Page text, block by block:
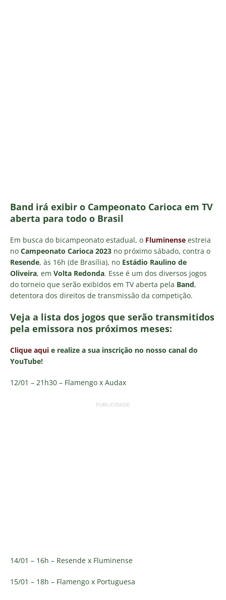
Band irá exibir o Campeonato Carioca em TV
aberta para todo o Brasil
Em busca do bicampeonato estadual, o Fluminense estreia
no Campeonato Carioca 2023 no próximo sábado, contra o
Resende, às 16h (de Brasília), no Estádio Raulino de
Oliveira, em Volta Redonda. Esse é um dos diversos jogos
do torneio que serão exibidos em TV aberta pela Band,
detentora dos direitos de transmissão da competição.
Veja a lista dos jogos que serão transmitidos
pela emissora nos próximos meses:
Clique aqui e realize a sua inscrição no nosso canal do
YouTube!
12/01 – 21h30 – Flamengo x Audax
PUBLICIDADE
14/01 – 16h – Resende x Fluminense
15/01 – 18h – Flamengo x Portuguesa